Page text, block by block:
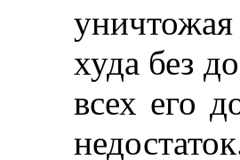
худа без
всех его